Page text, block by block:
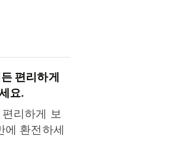
편리하게
요.
리하게 보
에 환전하세